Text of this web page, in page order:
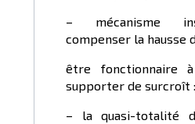
– mécanisme
compenser la hausse
être fonctionnaire à
supporter de surcroît :
– la quasi-totalité